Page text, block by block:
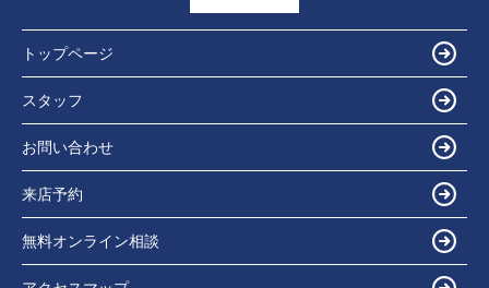
トップページ
スタッフ
お問い合わせ
来店予約
無料オンライン相談